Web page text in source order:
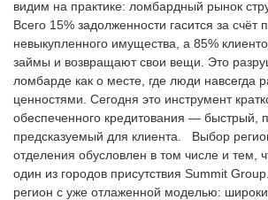
видим на практике: ломбардный рынок
Всего 15% задолженности гасится за счёт
невыкупленного имущества, а 85%
займы и возвращают свои вещи. Это
ломбарде как о месте, где люди навсегда
ценностями. Сегодня это инструмент
обеспеченного кредитования — быстрый,
предсказуемый для клиента. Выбор
отделения обусловлен в том числе и тем,
один из городов присутствия Summit
регион с уже отлаженной моделью: